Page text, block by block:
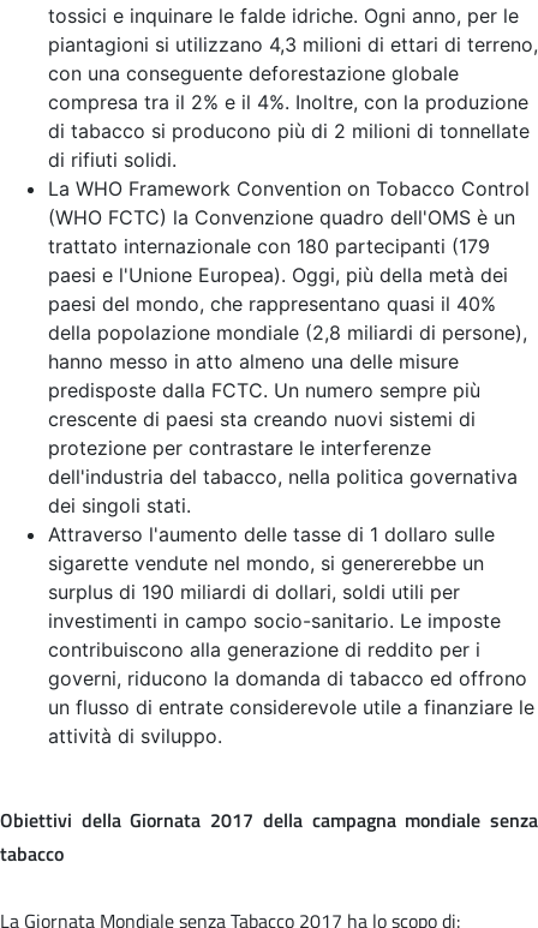
tossici e inquinare le falde idriche. Ogni anno, per le
piantagioni si utilizzano 4,3 milioni di ettari di terreno,
con una conseguente deforestazione globale
compresa tra il 2% e il 4%. Inoltre, con la produzione
di tabacco si producono più di 2 milioni di tonnellate
di rifiuti solidi.
La WHO Framework Convention on Tobacco Control
(WHO FCTC) la Convenzione quadro dell'OMS è un
trattato internazionale con 180 partecipanti (179
paesi e l'Unione Europea). Oggi, più della metà dei
paesi del mondo, che rappresentano quasi il 40%
della popolazione mondiale (2,8 miliardi di persone),
hanno messo in atto almeno una delle misure
predisposte dalla FCTC. Un numero sempre più
crescente di paesi sta creando nuovi sistemi di
protezione per contrastare le interferenze
dell'industria del tabacco, nella politica governativa
dei singoli stati.
Attraverso l'aumento delle tasse di 1 dollaro sulle
sigarette vendute nel mondo, si genererebbe un
surplus di 190 miliardi di dollari, soldi utili per
investimenti in campo socio-sanitario. Le imposte
contribuiscono alla generazione di reddito per i
governi, riducono la domanda di tabacco ed offrono
un flusso di entrate considerevole utile a finanziare le
attività di sviluppo.
Obiettivi della Giornata 2017 della campagna mondiale senza
tabacco
La Giornata Mondiale senza Tabacco 2017 ha lo scopo di: